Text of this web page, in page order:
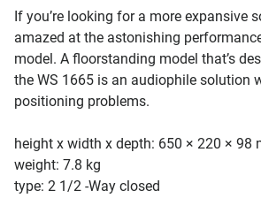
If you’re looking for a more expansive
amazed at the astonishing
model. A floorstanding model that’s
the WS 1665 is an audiophile solution
positioning problems.
height x width x depth: 650 × 220 × 98
weight: 7.8 kg
type: 2 1/2 -Way closed